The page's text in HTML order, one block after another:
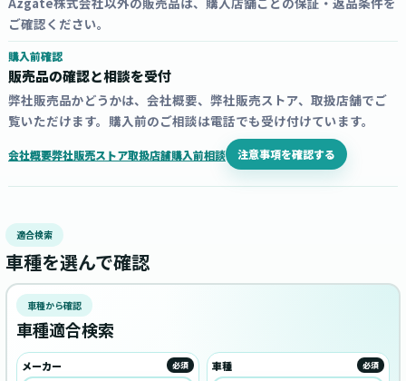
ご確認ください。
購入前確認
販売品の確認と相談を受付
弊社販売品かどうかは、会社概要、弊社販売ストア、取扱店舗でご
覧いただけます。購入前のご相談は電話でも受け付けています。
会社概要弊社販売ストア取扱店舗購入前相談 注意事項を確認する
適合検索
車種を選んで確認
車種から確認
車種適合検索
メーカー 必須 車種 必須